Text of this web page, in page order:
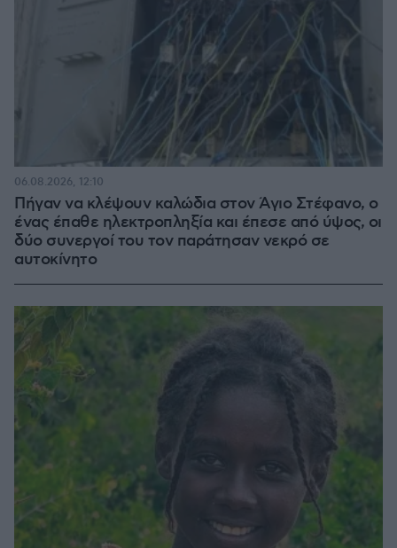
Πήγαν να κλέψουν καλώδια στον Άγιο Στέφανο, ο
ένας έπαθε ηλεκτροπληξία και έπεσε από ύψος, οι
δύο συνεργοί του τον παράτησαν νεκρό σε
αυτοκίνητο
06.08.2026, 12:10